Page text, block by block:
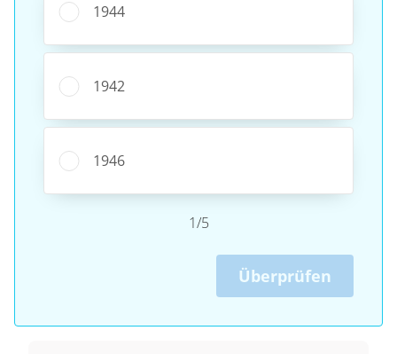
1944
1942
1946
1/5
Überprüfen